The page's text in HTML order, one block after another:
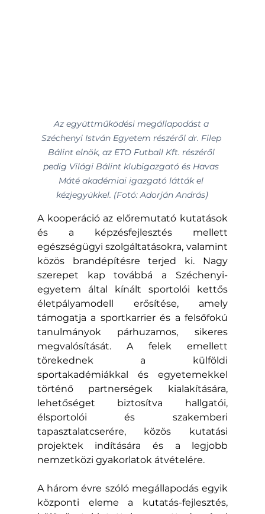
Az együttműködési megállapodást a
Széchenyi István Egyetem részéről dr. Filep
Bálint elnök, az ETO Futball Kft. részéről
pedig Világi Bálint klubigazgató és Havas
Máté akadémiai igazgató látták el
kézjegyükkel. (Fotó: Adorján András)
A kooperáció az előremutató kutatások
és a képzésfejlesztés mellett
egészségügyi szolgáltatásokra, valamint
közös brandépítésre terjed ki. Nagy
szerepet kap továbbá a Széchenyi-
egyetem által kínált sportolói kettős
életpályamodell erősítése, amely
támogatja a sportkarrier és a felsőfokú
tanulmányok párhuzamos, sikeres
megvalósítását. A felek emellett
törekednek a külföldi
sportakadémiákkal és egyetemekkel
történő partnerségek kialakítására,
lehetőséget biztosítva hallgatói,
élsportolói és szakemberi
tapasztalatcserére, közös kutatási
projektek indítására és a legjobb
nemzetközi gyakorlatok átvételére.
A három évre szóló megállapodás egyik
központi eleme a kutatás-fejlesztés,